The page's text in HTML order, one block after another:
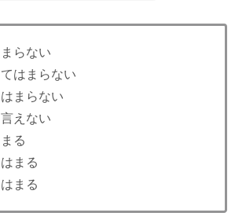
らない
はまらない
まらない
えない
る
まる
まる